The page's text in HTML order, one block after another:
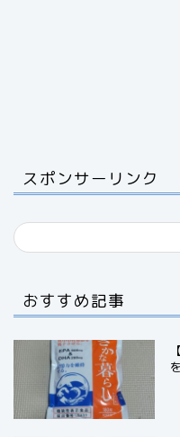
スポンサーリンク
おすすめ記事